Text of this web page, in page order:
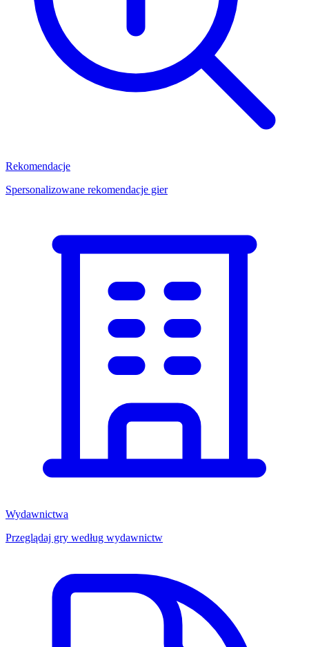
Rekomendacje
Spersonalizowane rekomendacje gier
Wydawnictwa
Przeglądaj gry według wydawnictw